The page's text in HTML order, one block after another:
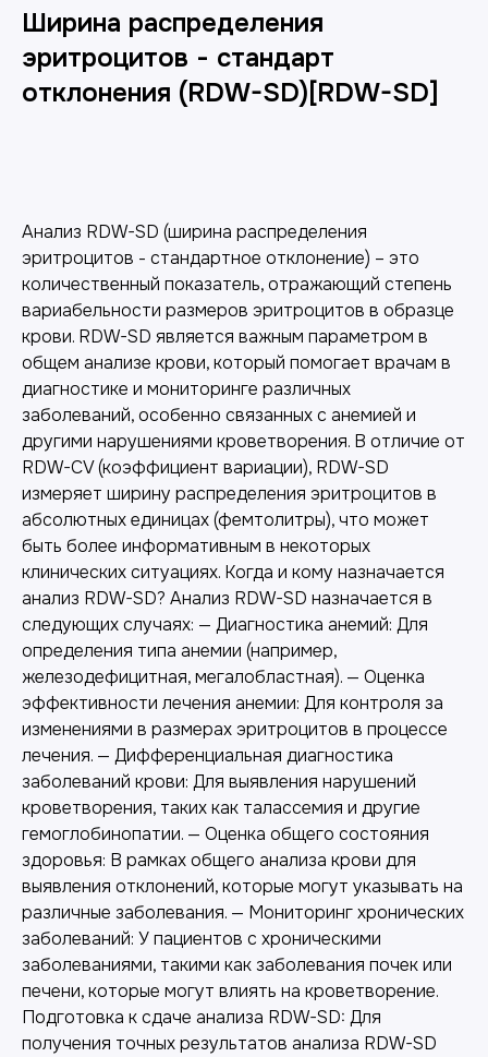
Ширина распределения
эритроцитов - стандарт
отклонения (RDW-SD)[RDW-SD]
Анализ RDW-SD (ширина распределения
эритроцитов - стандартное отклонение) – это
количественный показатель, отражающий степень
вариабельности размеров эритроцитов в образце
крови. RDW-SD является важным параметром в
общем анализе крови, который помогает врачам в
диагностике и мониторинге различных
заболеваний, особенно связанных с анемией и
другими нарушениями кроветворения. В отличие от
RDW-CV (коэффициент вариации), RDW-SD
измеряет ширину распределения эритроцитов в
абсолютных единицах (фемтолитры), что может
быть более информативным в некоторых
клинических ситуациях. Когда и кому назначается
анализ RDW-SD? Анализ RDW-SD назначается в
следующих случаях: — Диагностика анемий: Для
определения типа анемии (например,
железодефицитная, мегалобластная). — Оценка
эффективности лечения анемии: Для контроля за
изменениями в размерах эритроцитов в процессе
лечения. — Дифференциальная диагностика
заболеваний крови: Для выявления нарушений
кроветворения, таких как талассемия и другие
гемоглобинопатии. — Оценка общего состояния
здоровья: В рамках общего анализа крови для
выявления отклонений, которые могут указывать на
различные заболевания. — Мониторинг хронических
заболеваний: У пациентов с хроническими
заболеваниями, такими как заболевания почек или
печени, которые могут влиять на кроветворение.
Подготовка к сдаче анализа RDW-SD: Для
получения точных результатов анализа RDW-SD